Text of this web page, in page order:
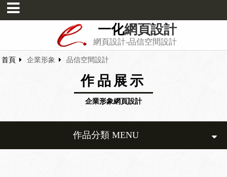
一化網頁設計
網頁設計-品信空間設計
首頁 企業形象 品信空間設計
作品展示
企業形象網頁設計
作品分類 MENU